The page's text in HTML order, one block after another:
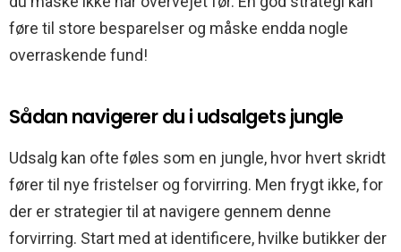
føre til store besparelser og måske endda nogle
overraskende fund!
Sådan navigerer du i udsalgets jungle
Udsalg kan ofte føles som en jungle, hvor hvert skridt
fører til nye fristelser og forvirring. Men frygt ikke, for
der er strategier til at navigere gennem denne
forvirring. Start med at identificere, hvilke butikker der